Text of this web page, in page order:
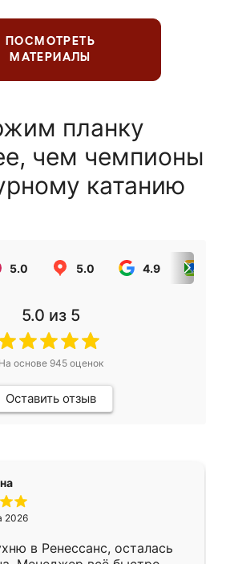
ПОСМОТРЕТЬ
МАТЕРИАЛЫ
планку
чем чемпионы
катанию
5.0 5.0 4.9
5.0 из 5
На основе 945оценок
Оставить отзыв
2026
в Ренессанс, осталась